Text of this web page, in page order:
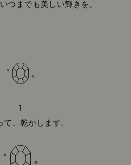
つまでも美しい輝きを。
1
て、乾かします。